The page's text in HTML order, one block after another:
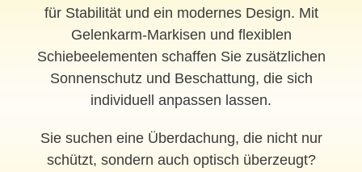
für Stabilität und ein modernes Design. Mit
Gelenkarm-Markisen und flexiblen
Schiebeelementen schaffen Sie zusätzlichen
Sonnenschutz und Beschattung, die sich
individuell anpassen lassen.
Sie suchen eine Überdachung, die nicht nur
schützt, sondern auch optisch überzeugt?